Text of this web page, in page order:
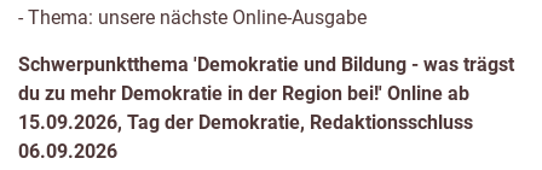
- Thema: unsere nächste Online-Ausgabe
Schwerpunktthema ′Demokratie und Bildung - was trägst
du zu mehr Demokratie in der Region bei!′ Online ab
15.09.2026, Tag der Demokratie, Redaktionsschluss
06.09.2026